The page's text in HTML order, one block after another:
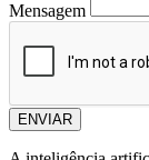
Mensagem
ENVIAR